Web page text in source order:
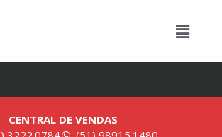
CENTRAL DE VENDAS